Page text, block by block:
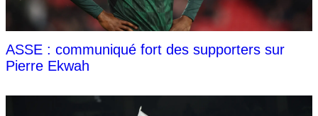
ASSE : communiqué fort des supporters sur
Pierre Ekwah